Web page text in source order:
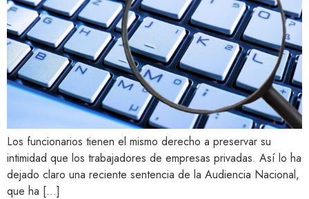
Los funcionarios tienen el mismo derecho a preservar su
intimidad que los trabajadores de empresas privadas. Así lo ha
dejado claro una reciente sentencia de la Audiencia Nacional,
que ha […]